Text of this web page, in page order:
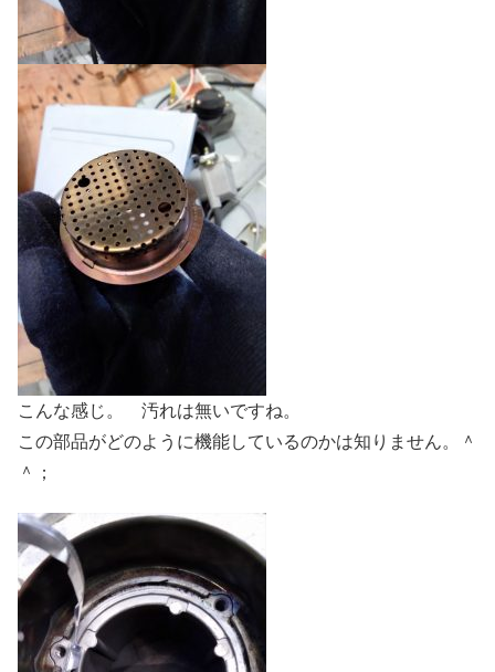
こんな感じ。 汚れは無いですね。
この部品がどのように機能しているのかは知りません。＾
＾；